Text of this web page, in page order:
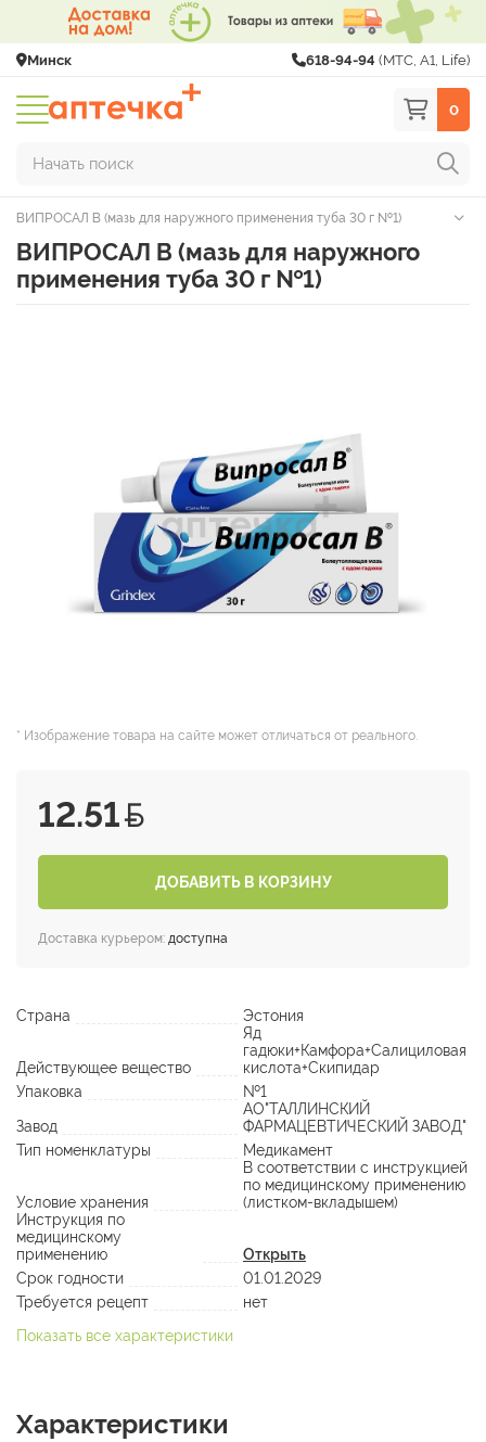
Минск 618-94-94 (МТС, A1, Life)
0
Начать поиск
ВИПРОСАЛ В (мазь для наружного применения туба 30 г №1)
ВИПРОСАЛ В (мазь для наружного
применения туба 30 г №1)
* Изображение товара на сайте может отличаться от реального.
12.51
ДОБАВИТЬ В КОРЗИНУ
Доставка курьером: доступна
Страна Эстония
Действующее вещество
Яд
гадюки+Камфора+Салициловая
кислота+Скипидар
Упаковка
№1
Завод
АО"ТАЛЛИНСКИЙ
ФАРМАЦЕВТИЧЕСКИЙ ЗАВОД"
Тип номенклатуры
Медикамент
Условие хранения
В соответствии с инструкцией
по медицинскому применению
(листком-вкладышем)
Инструкция по
медицинскому
применению
Открыть
Срок годности
01.01.2029
Требуется рецепт
нет
Показать все характеристики
Характеристики